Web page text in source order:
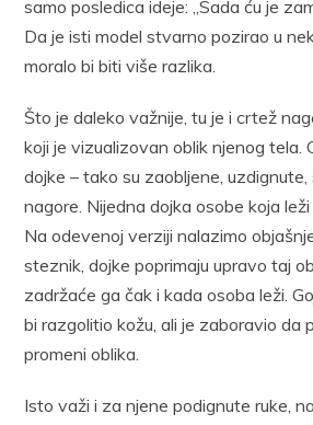
samo posledica ideje: „Sada ću je
Da je isti model stvarno pozirao u
moralo bi biti više razlika.
Što je daleko važnije, tu je i crtež
koji je vizualizovan oblik njenog tela.
dojke – tako su zaobljene,
nagore. Nijedna dojka osobe koja
Na odevenoj verziji nalazimo
steznik, dojke poprimaju upravo taj
zadržaće ga čak i kada osoba leži.
bi razgolitio kožu, ali je zaboravio da
promeni oblika.
Isto važi i za njene podignute ruke,